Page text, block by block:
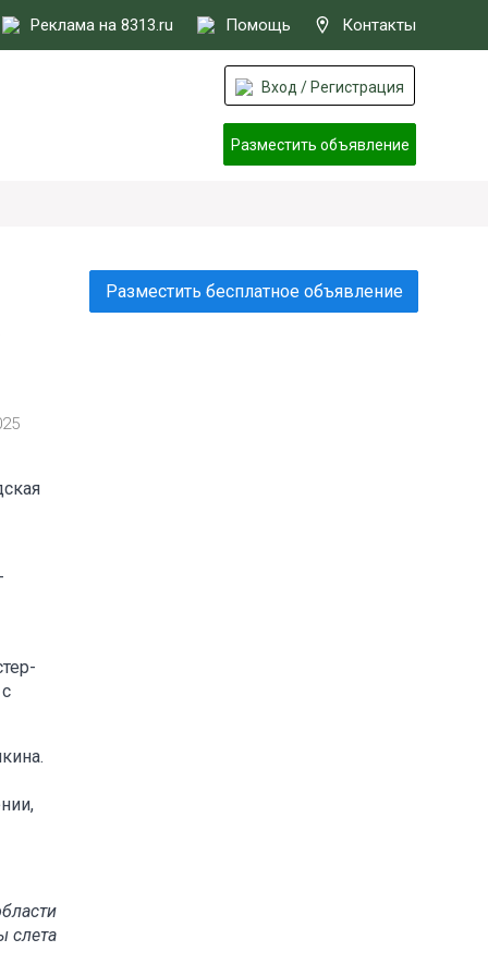
Реклама на 8313.ru Помощь Контакты
Вход / Регистрация
Разместить объявление
слета
Разместить бесплатное объявление